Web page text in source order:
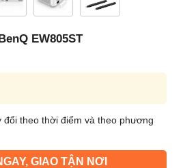
EW805ST
đổi theo thời điểm và theo phương
GIAO TẬN NƠI